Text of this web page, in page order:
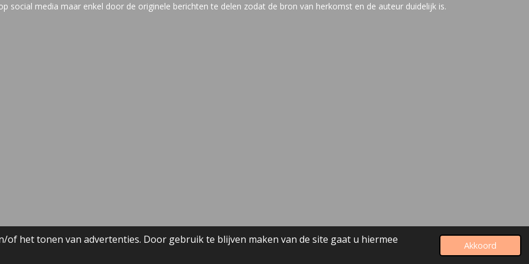
het tonen van advertenties. Door gebruik te blijven maken van de site gaat u hiermee
Akkoord
social media maar enkel door de originele berichten te delen zodat de bron van herkomst en de auteur duidelijk is.
uit het hart Powered by